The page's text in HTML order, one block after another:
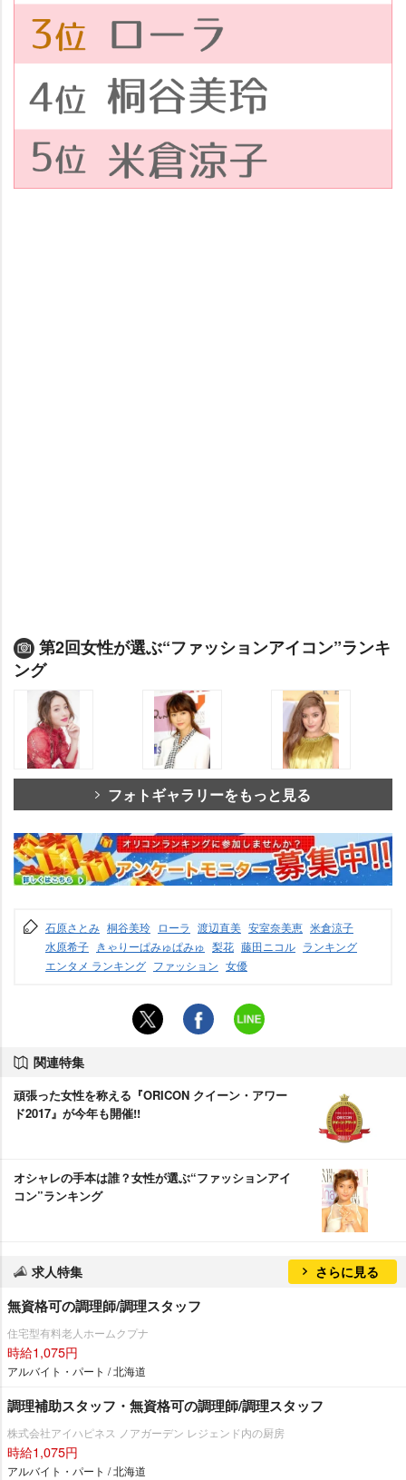
第2回女性が選ぶ“ファッションアイコン”ランキ
ング
フォトギャラリーをもっと見る
石原さとみ 桐谷美玲 ローラ 渡辺直美 安室奈美恵 米倉涼子
水原希子 きゃりーぱみゅぱみゅ 梨花 藤田ニコル ランキング
エンタメ ランキング ファッション 女優
関連特集
頑張った女性を称える『ORICON クイーン・アワー
ド2017』が今年も開催!!
オシャレの手本は誰？女性が選ぶ“ファッションアイ
コン”ランキング
求人特集 さらに見る
無資格可の調理師/調理スタッフ
住宅型有料老人ホームクプナ
時給1,075円
アルバイト・パート / 北海道
調理補助スタッフ・無資格可の調理師/調理スタッフ
株式会社アイハピネス ノアガーデン レジェンド内の厨房
時給1,075円
アルバイト・パート / 北海道